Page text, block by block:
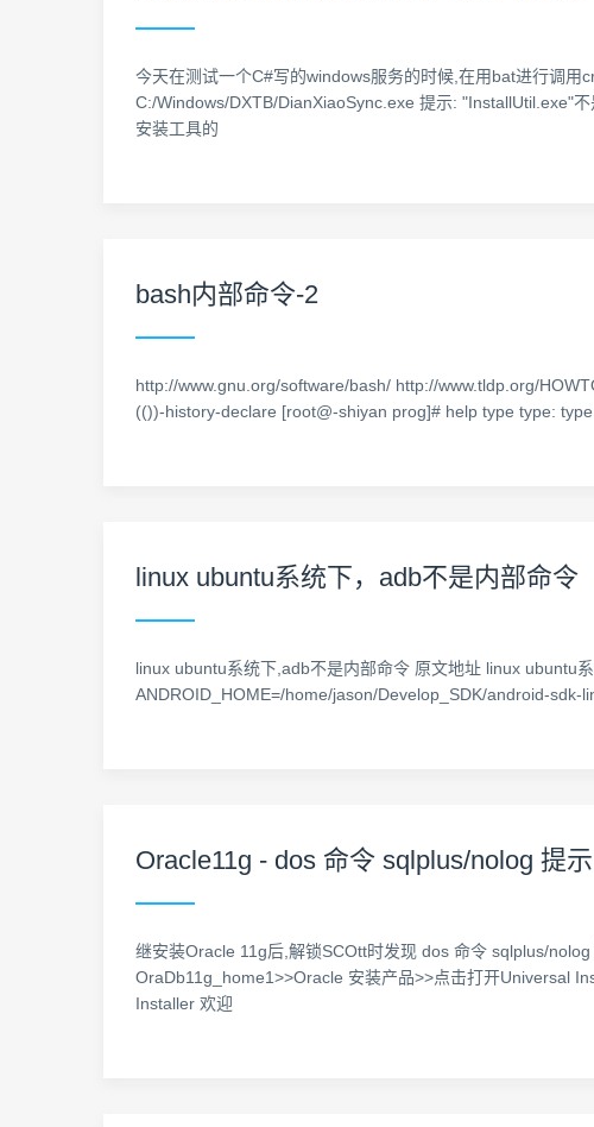
今天在测试一个C#写的windows服务的时候,在用bat进行调
C:/Windows/DXTB/DianXiaoSync.exe 提示: "InstallUtil.exe"
安装工具的
bash内部命令-2
http://www.gnu.org/software/bash/ http://www.tldp.org/
(())-history-declare [root@-shiyan prog]# help type type:
linux ubuntu系统下，adb不是内部命令
linux ubuntu系统下,adb不是内部命令 原文地址 linux ubuntu
ANDROID_HOME=/home/jason/Develop_SDK/android-sdk-
Oracle11g - dos 命令 sqlplus/nolog 提
继安装Oracle 11g后,解锁SCOtt时发现 dos 命令 sqlplus/
OraDb11g_home1>>Oracle 安装产品>>点击打开Universal
Installer 欢迎